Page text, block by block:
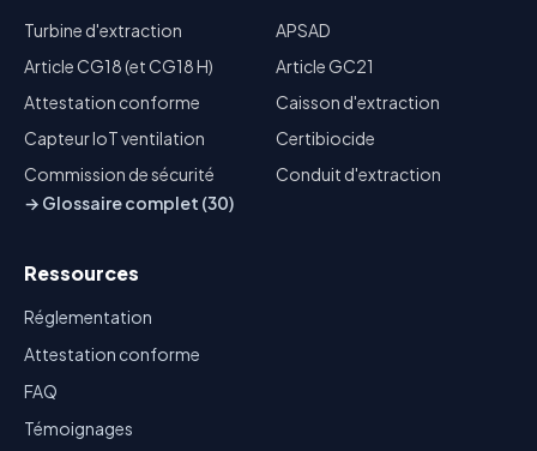
Turbine d'extraction
APSAD
Article CG18 (et CG18 H)
Article GC21
Attestation conforme
Caisson d'extraction
Capteur IoT ventilation
Certibiocide
Commission de sécurité
Conduit d'extraction
→ Glossaire complet (30)
Ressources
Réglementation
Attestation conforme
FAQ
Témoignages